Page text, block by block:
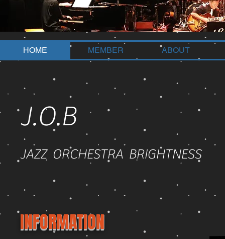
HOME MEMBER ABOUT
J.O.B
JAZZ ORCHESTRA BRIGHTNESS
INFORMATION